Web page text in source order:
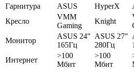
Гарнитура
ASUS HyperX
Кресло
VMM
Gaming
Knight
Монитор
ASUS 24"
165Гц
ASUS 27"
280Гц
Интернет
>100
Мбит
>100
Мбит